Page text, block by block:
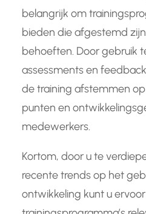
belangrijk om
bieden die afgestemd
behoeften. Door gebruik
assessments en
de training afstemmen
punten en
medewerkers.
Kortom, door u te
recente trends op het
ontwikkeling kunt u